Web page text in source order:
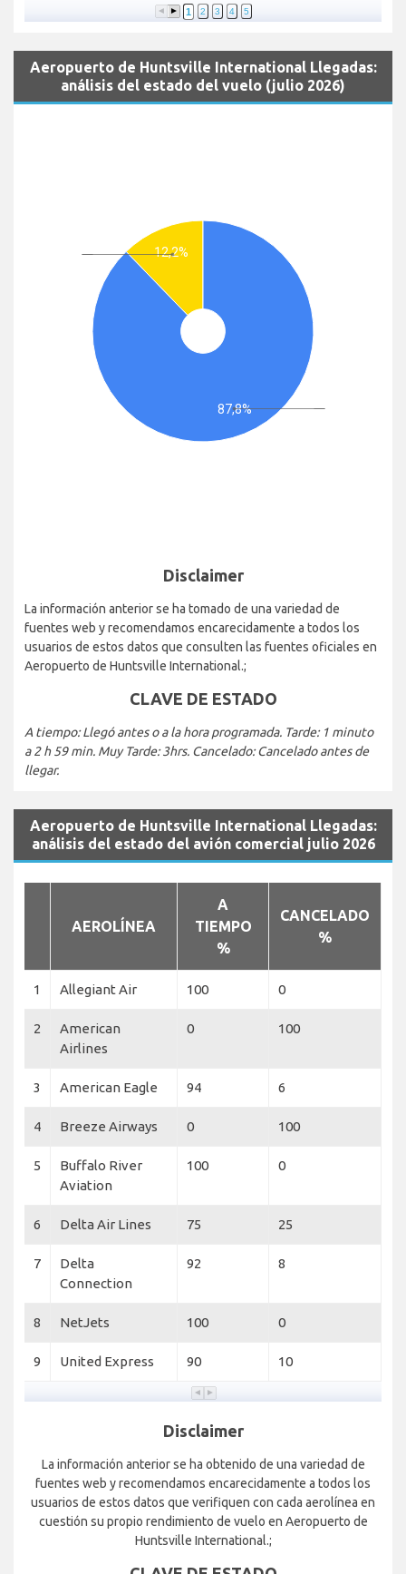
1 2 3 4 5
Aeropuerto de Huntsville International Llegadas:
análisis del estado del vuelo (julio 2026)
12,2%
87,8%
Disclaimer
La información anterior se ha tomado de una variedad de
fuentes web y recomendamos encarecidamente a todos los
usuarios de estos datos que consulten las fuentes oficiales en
Aeropuerto de Huntsville International.;
CLAVE DE ESTADO
A tiempo: Llegó antes o a la hora programada. Tarde: 1 minuto
a 2 h 59 min. Muy Tarde: 3hrs. Cancelado: Cancelado antes de
llegar.
Aeropuerto de Huntsville International Llegadas:
análisis del estado del avión comercial julio 2026
AEROLÍNEA
A
TIEMPO
%
CANCELADO
%
1 Allegiant Air 100 0
2
American
Airlines
0 100
3 American Eagle 94 6
4 Breeze Airways 0 100
5
Buffalo River
Aviation
100 0
6 Delta Air Lines 75 25
7
Delta
Connection
92 8
8 NetJets 100 0
9 United Express 90 10
Disclaimer
La información anterior se ha obtenido de una variedad de
fuentes web y recomendamos encarecidamente a todos los
usuarios de estos datos que verifiquen con cada aerolínea en
cuestión su propio rendimiento de vuelo en Aeropuerto de
Huntsville International.;